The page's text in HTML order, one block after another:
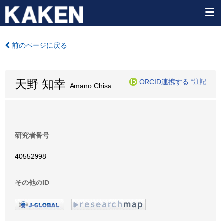
前のページに戻る
天野 知幸 Amano Chisa
ORCID連携する *注記
研究者番号
40552998
その他のID